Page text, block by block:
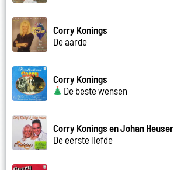
Corry Konings
De aarde
Corry Konings
De beste wensen
Corry Konings en Johan Heuser
De eerste liefde